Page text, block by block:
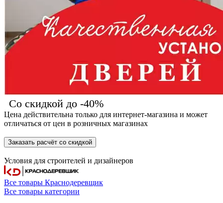
Со скидкой до -40%
Цена действительна только для интернет-магазина и может
отличаться от цен в розничных магазинах
Заказать расчёт со скидкой
Условия для строителей и дизайнеров
Все товары Краснодеревщик
Все товары категории